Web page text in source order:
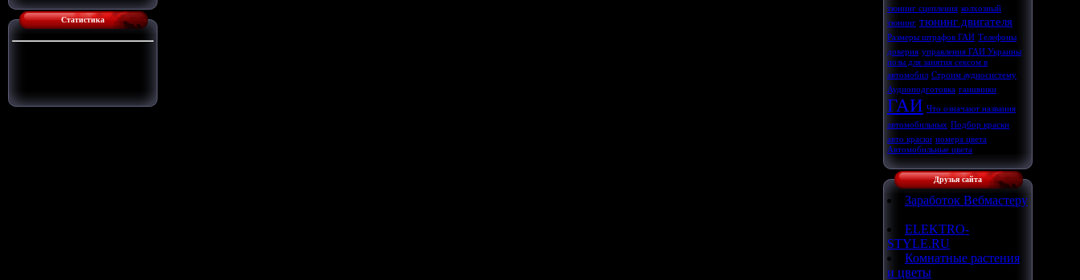
Статистика
тюнинг сцепления колхозный
тюнинг тюнинг двигателя
Размеры штрафов ГАИ Телефоны
доверия управления ГАИ Украины
позы для занятия сексом в
автомобил Строим аудиосистему
Аудиоподготовка гаишники
ГАИ Что означают названия
автомобильных Подбор краски
авто краски номера цвета
Автомобильные цвета
Друзья сайта
Заработок Вебмастеру
ELEKTRO-
STYLE.RU
Комнатные растения
и цветы